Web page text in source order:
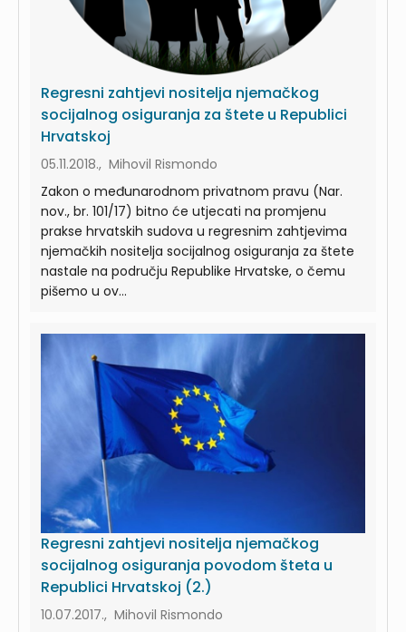
Regresni zahtjevi nositelja njemačkog
socijalnog osiguranja za štete u Republici
Hrvatskoj
05.11.2018., Mihovil Rismondo
Zakon o međunarodnom privatnom pravu (Nar.
nov., br. 101/17) bitno će utjecati na promjenu
prakse hrvatskih sudova u regresnim zahtjevima
njemačkih nositelja socijalnog osiguranja za štete
nastale na području Republike Hrvatske, o čemu
pišemo u ov...
Regresni zahtjevi nositelja njemačkog
socijalnog osiguranja povodom šteta u
Republici Hrvatskoj (2.)
10.07.2017., Mihovil Rismondo